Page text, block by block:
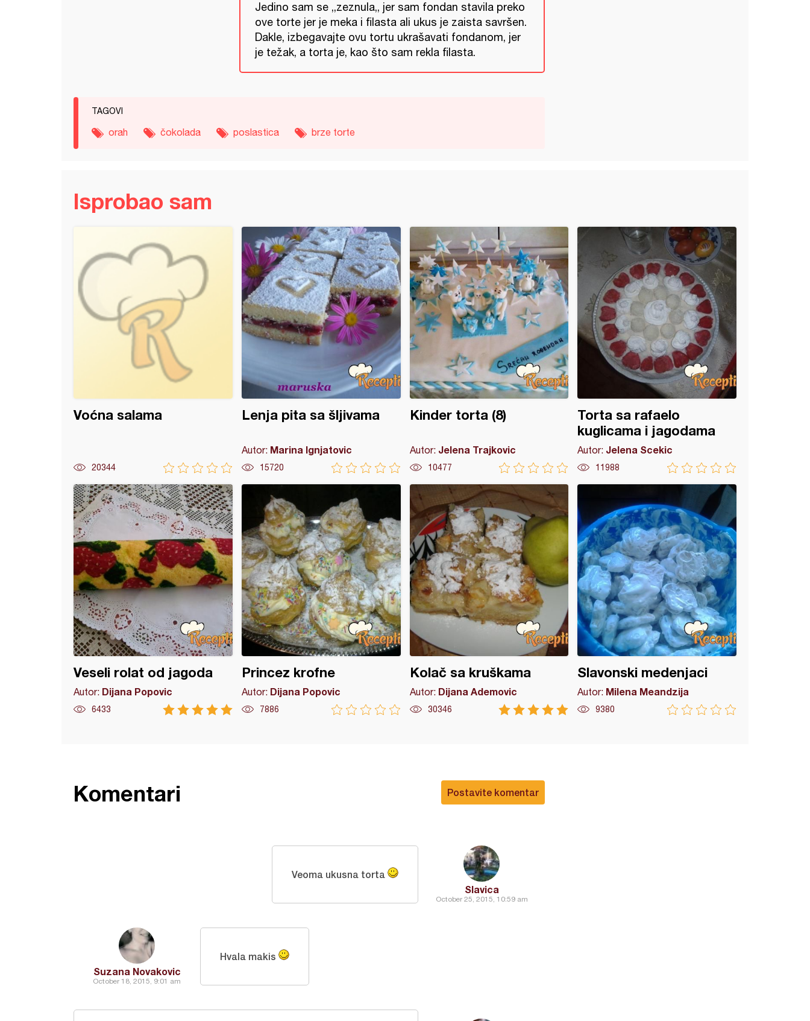
Jedino sam se ,,zeznula,, jer sam fondan stavila preko
ove torte jer je meka i filasta ali ukus je zaista savršen.
Dakle, izbegavajte ovu tortu ukrašavati fondanom, jer
je težak, a torta je, kao što sam rekla filasta.
TAGOVI
orah čokolada poslastica brze torte
Isprobao sam
Voćna salama
20344
Lenja pita sa šljivama
Autor: Marina Ignjatovic
15720
Kinder torta (8)
Autor: Jelena Trajkovic
10477
Torta sa rafaelo
kuglicama i jagodama
Autor: Jelena Scekic
11988
Veseli rolat od jagoda
Autor: Dijana Popovic
6433
Princez krofne
Autor: Dijana Popovic
7886
Kolač sa kruškama
Autor: Dijana Ademovic
30346
Slavonski medenjaci
Autor: Milena Meandzija
9380
Postavite komentar
Komentari
Slavica
October 25, 2015, 10:59 am
Veoma ukusna torta
Suzana Novakovic
October 18, 2015, 9:01 am
Hvala makis